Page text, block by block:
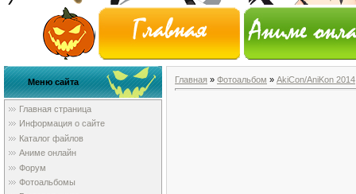
Меню сайта
Главная страница
Информация о сайте
Каталог файлов
Аниме онлайн
Форум
Фотоальбомы
Главная » Фотоальбом » AkiCon/AniKon 2014